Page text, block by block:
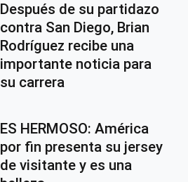
Después de su partidazo
contra San Diego, Brian
Rodríguez recibe una
importante noticia para
su carrera
ES HERMOSO: América
por fin presenta su jersey
de visitante y es una